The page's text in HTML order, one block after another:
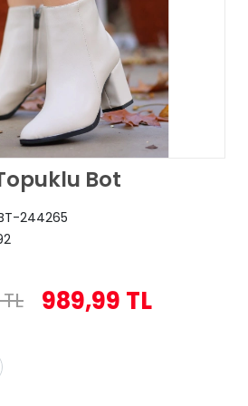
Bot
244265
989,99 TL